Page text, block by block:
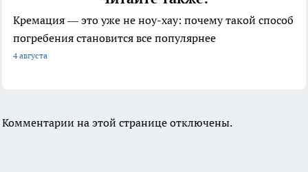
Кремация — это уже не ноу-хау: почему такой способ
погребения становится все популярнее
4 августа
Комментарии на этой странице отключены.